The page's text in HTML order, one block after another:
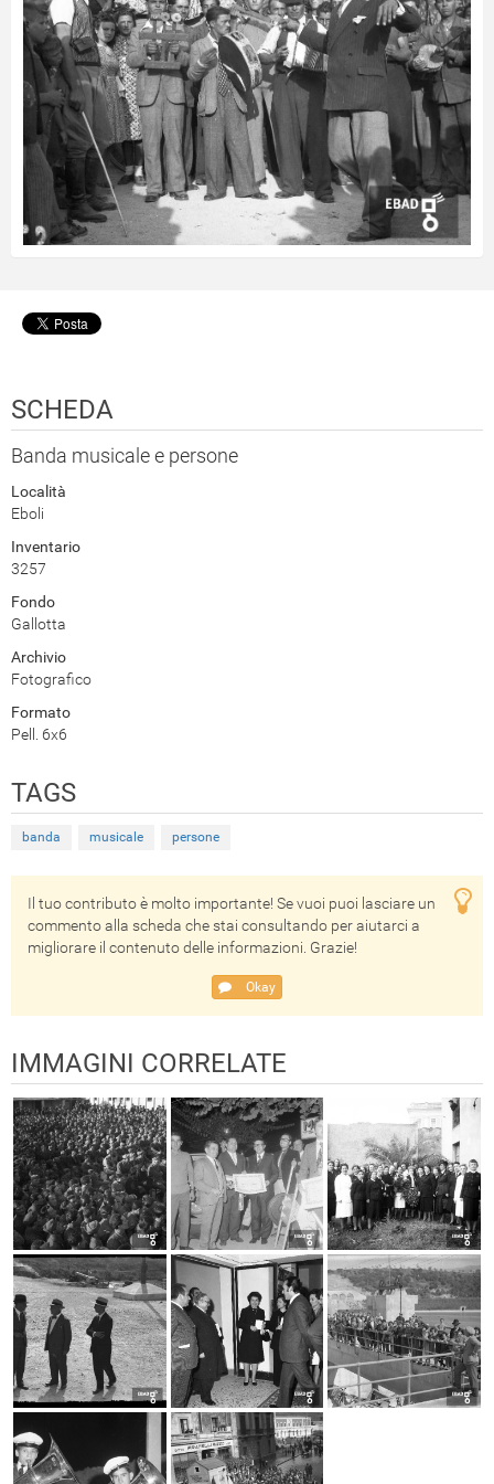
SCHEDA
Banda musicale e persone
Località
Eboli
Inventario
3257
Fondo
Gallotta
Archivio
Fotografico
Formato
Pell. 6x6
TAGS
banda musicale persone
Il tuo contributo è molto importante! Se vuoi puoi lasciare un
commento alla scheda che stai consultando per aiutarci a
migliorare il contenuto delle informazioni. Grazie!
Okay
IMMAGINI CORRELATE